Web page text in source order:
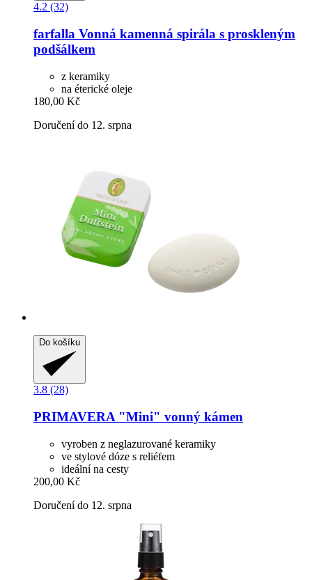
4.2 (32)
farfalla Vonná kamenná spirála s proskleným
podšálkem
z keramiky
na éterické oleje
180,00 Kč
Doručení do 12. srpna
Do košíku
3.8 (28)
PRIMAVERA "Mini" vonný kámen
vyroben z neglazurované keramiky
ve stylové dóze s reliéfem
ideální na cesty
200,00 Kč
Doručení do 12. srpna